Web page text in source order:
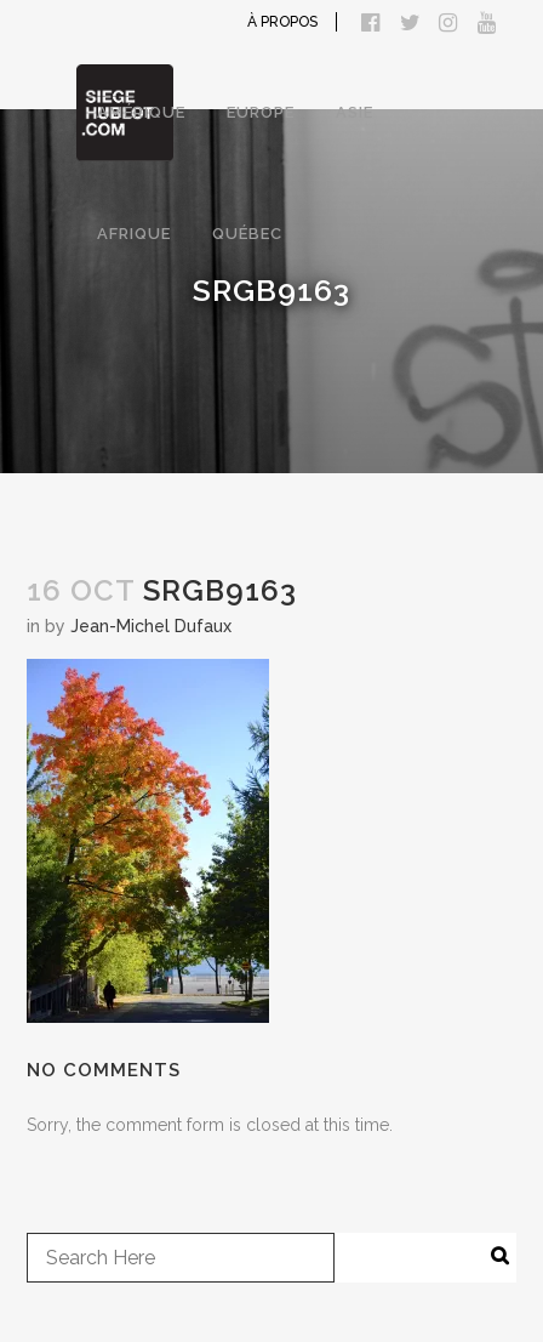
À PROPOS
AMÉRIQUE EUROPE ASIE
AFRIQUE QUÉBEC
SRGB9163
16 OCT SRGB9163
in byJean-Michel Dufaux
NO COMMENTS
Sorry, the comment form is closed at this time.